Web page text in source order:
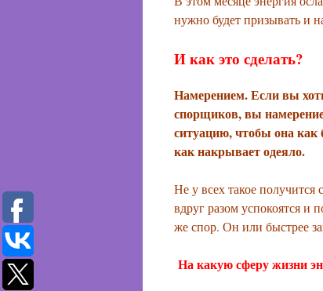
нужно будет призывать и
И как это сделать?
Намерением. Если вы
спорщиков, вы
ситуацию, чтобы она
как накрывает одеяло.
Не у всех такое
вдруг разом успокоятся и
же спор. Он или быстрее
На какую сферу жизни